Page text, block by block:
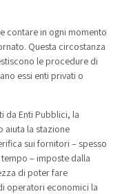
contare in ogni momento
Questa circostanza
le procedure di
essi enti privati o
da Enti Pubblici, la
aiuta la stazione
sui fornitori – spesso
– imposte dalla
di poter fare
operatori economici la